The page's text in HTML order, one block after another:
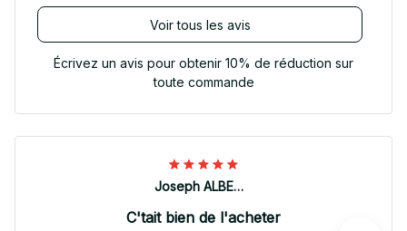
Voir tous les avis
Écrivez un avis pour obtenir 10% de réduction sur
toute commande
Joseph ALBERTINI
C'tait bien de l'acheter